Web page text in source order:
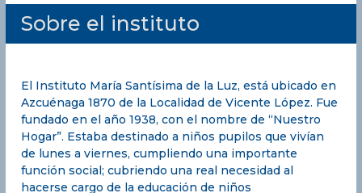
o
t
i
t
o
M
a
r
í
d
t
i
o
J
H
O
Sobre el instituto
El Instituto María Santísima de la Luz, está ubicado en
Azcuénaga 1870 de la Localidad de Vicente López. Fue
fundado en el año 1938, con el nombre de “Nuestro
Hogar”. Estaba destinado a niños pupilos que vivían
de lunes a viernes, cumpliendo una importante
función social; cubriendo una real necesidad al
hacerse cargo de la educación de niños